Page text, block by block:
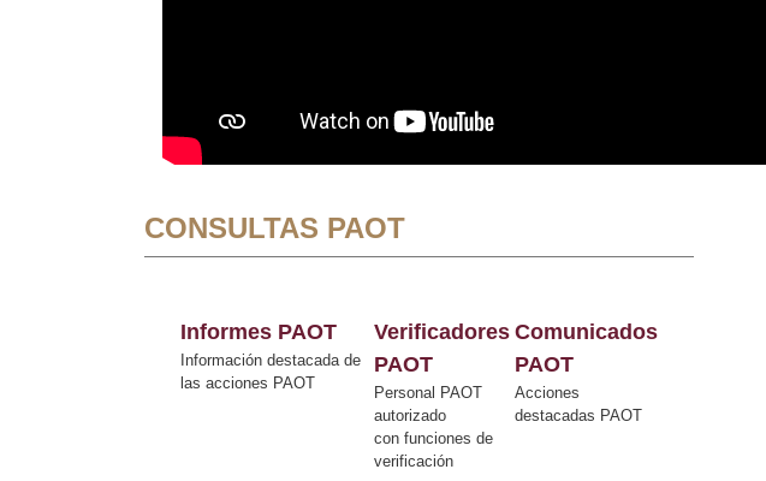
CONSULTAS PAOT
Informes PAOT
Información destacada de
las acciones PAOT
Verificadores
PAOT
Personal PAOT
autorizado
con funciones de
verificación
Comunicados
PAOT
Acciones
destacadas PAOT